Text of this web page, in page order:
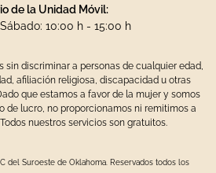
de la Unidad Móvil:
10:00 h - 15:00 h
sin discriminar a personas de cualquier edad,
afiliación religiosa, discapacidad u otras
que estamos a favor de la mujer y somos
de lucro, no proporcionamos ni remitimos a
nuestros servicios son gratuitos.
del Suroeste de Oklahoma. Reservados todos los